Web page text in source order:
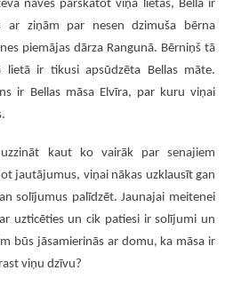
nāves pārskatot viņa lietas, Bella ir
ar ziņām par nesen dzimuša bērna
piemājas dārza Rangunā. Bērniņš tā
ir tikusi apsūdzēta Bellas māte.
ir Bellas māsa Elvīra, par kuru viņai
kaut ko vairāk par senajiem
jautājumus, viņai nākas uzklausīt gan
solījumus palīdzēt. Jaunajai meitenei
uzticēties un cik patiesi ir solījumi un
būs jāsamierinās ar domu, ka māsa ir
viņu dzīvu?